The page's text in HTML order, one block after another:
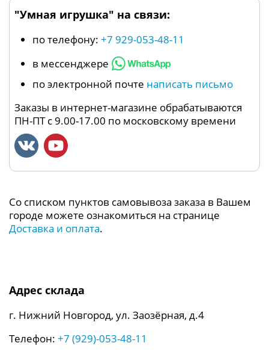
"Умная игрушка" на связи:
по телефону: +7 929-053-48-11
в мессенджере
по электронной почте написать письмо
Заказы в интернет-магазине обрабатываются
ПН-ПТ с 9.00-17.00 по московскому времени
Со списком пунктов самовывоза заказа в Вашем
городе можете ознакомиться на странице
Доставка и оплата.
Адрес склада
г. Нижний Новгород, ул. Заозёрная, д.4
Телефон: +7 (929)-053-48-11